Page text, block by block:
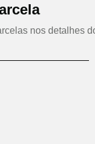
nos detalhes